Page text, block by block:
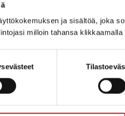
ja sisältöä, joka
milloin tahansa
Kumpaankin ryhmään
klo 16-17 (6 kertaa)